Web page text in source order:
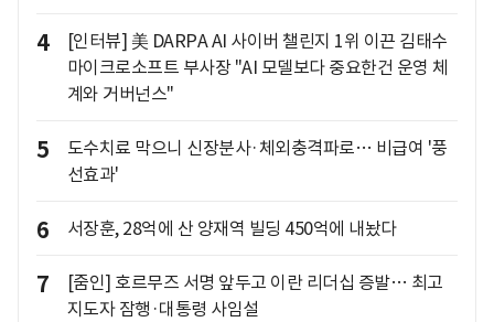
4
[인터뷰] 美 DARPA AI 사이버 챌린지 1위 이끈 김태수
마이크로소프트 부사장 "AI 모델보다 중요한건 운영 체
계와 거버넌스"
5
도수치료 막으니 신장분사·체외충격파로… 비급여 '풍
선효과'
6 서장훈, 28억에 산 양재역 빌딩 450억에 내놨다
7
[줌인] 호르무즈 서명 앞두고 이란 리더십 증발… 최고
지도자 잠행·대통령 사임설